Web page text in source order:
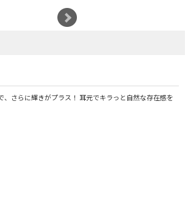
さらに輝きがプラス！ 耳元でキラっと自然な存在感を